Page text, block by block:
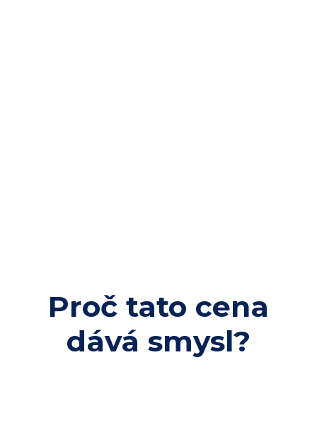
Proč tato cena
dává smysl?